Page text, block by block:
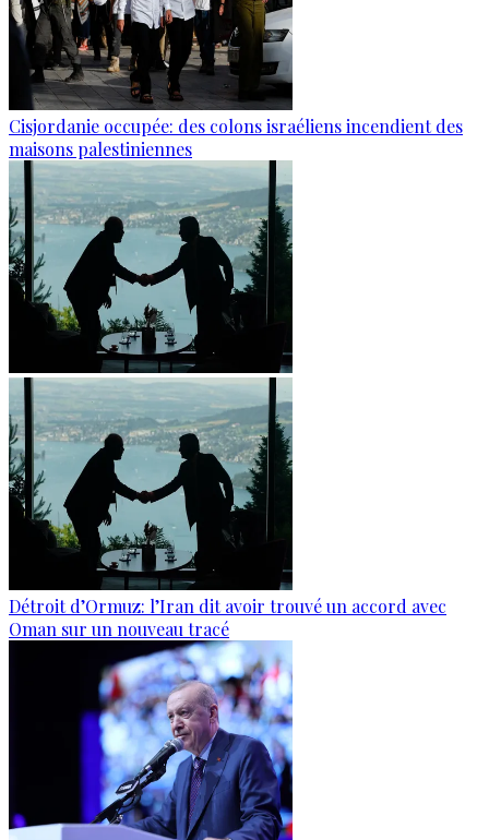
Cisjordanie occupée: des colons israéliens incendient des
maisons palestiniennes
Détroit d’Ormuz: l’Iran dit avoir trouvé un accord avec
Oman sur un nouveau tracé